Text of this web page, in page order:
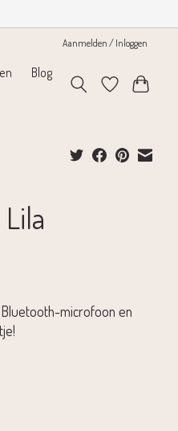
Aanmelden / Inloggen
Blog
microfoon en